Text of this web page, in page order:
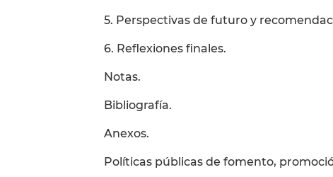
5. Perspectivas de futuro y
6. Reflexiones finales.
Notas.
Bibliografía.
Anexos.
Políticas públicas de fomento,